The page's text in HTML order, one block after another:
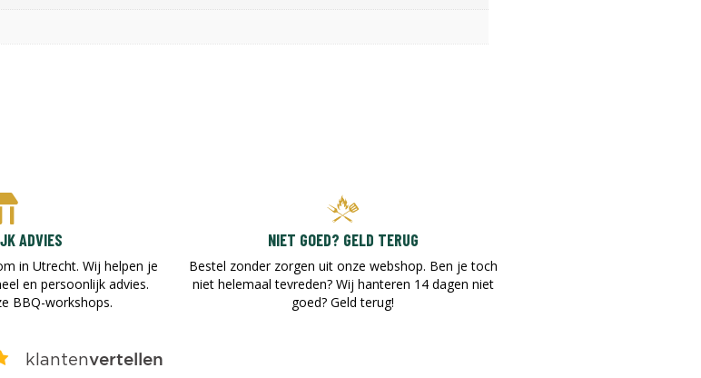
ADVIES
in Utrecht. Wij helpen je
en persoonlijk advies.
BBQ-workshops.
NIET GOED? GELD TERUG
Bestel zonder zorgen uit onze webshop. Ben je toch
niet helemaal tevreden? Wij hanteren 14 dagen niet
goed? Geld terug!​